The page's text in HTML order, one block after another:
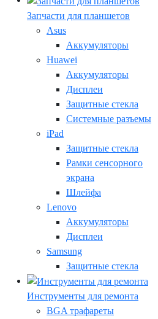
Запчасти для планшетов
Asus
Аккумуляторы
Huawei
Аккумуляторы
Дисплеи
Защитные стекла
Системные разъемы
iPad
Защитные стекла
Рамки сенсорного
экрана
Шлейфа
Lenovo
Аккумуляторы
Дисплеи
Samsung
Защитные стекла
Инструменты для ремонта
BGA трафареты